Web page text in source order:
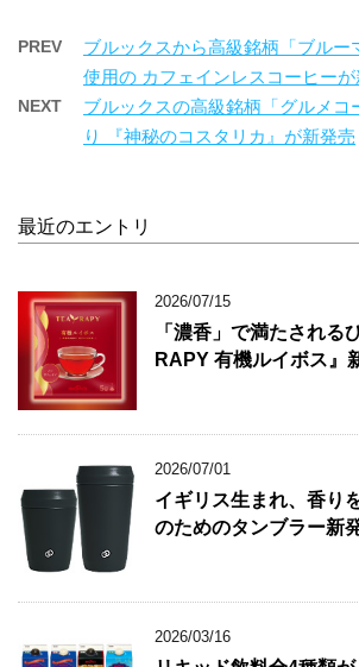
PREV
ブルックスから高級銘柄「ブルー
使用の カフェインレスコーヒーが
NEXT
ブルックスの高級銘柄「グルメコ
り 『神秘のコスタリカ』が新発売
最近のエントリ
2026/07/15
「濃香」で満たされる
RAPY 有機ルイボス』
2026/07/01
イギリス生まれ、香り
のためのタンブラー新
2026/03/16